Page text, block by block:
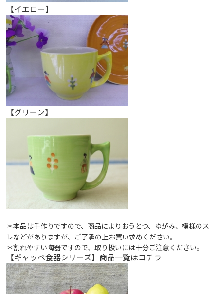
【イエロー】
【グリーン】
＊本品は手作りですので、商品によりおうとつ、ゆがみ、模様のス
レなどがありますが、ご了承の上お買い求めください。
＊割れやすい陶器ですので、取り扱いには十分ご注意ください。
【ギャッベ食器シリーズ】商品一覧はコチラ